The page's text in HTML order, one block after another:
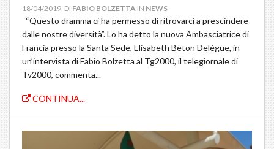
18/04/2019, DI FABIO BOLZETTA IN NEWS
“Questo dramma ci ha permesso di ritrovarci a prescindere
dalle nostre diversità”. Lo ha detto la nuova Ambasciatrice di
Francia presso la Santa Sede, Elisabeth Beton Delègue, in
un’intervista di Fabio Bolzetta al Tg2000, il telegiornale di
Tv2000, commenta...
CONTINUA...